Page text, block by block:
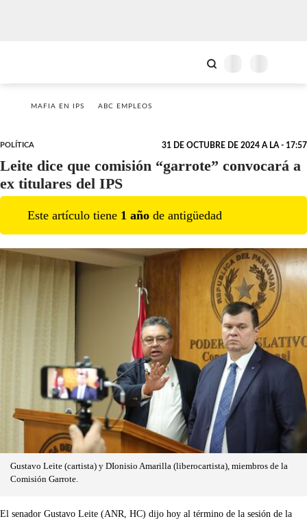
MAFIA EN IPS ABC EMPLEOS
POLÍTICA 31 DE OCTUBRE DE 2024 A LA - 17:57
Leite dice que comisión “garrote” convocará a
ex titulares del IPS
Este artículo tiene 1 año de antigüedad
Gustavo Leite (cartista) y DIonisio Amarilla (liberocartista), miembros de la
Comisión Garrote.
El senador Gustavo Leite (ANR, HC) dijo hoy al término de la sesión de la